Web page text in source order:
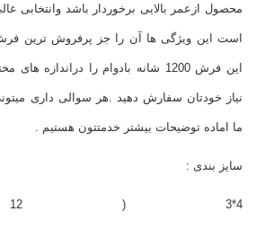
محصول ازعمر بالایی برخوردار باشد وانتخابی
است این ویژگی ها آن را جز پرفروش ترین
این فرش 1200 شانه بادوام را دراندازه
نیاز خودتان سفارش دهید .هر سوالی داری
ما اماده توضیحات بیشتر خدمتتون هستیم .
سایز بندی :